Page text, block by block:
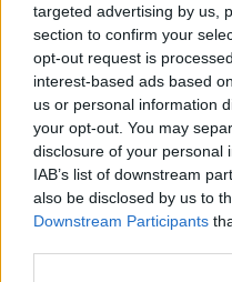
targeted advertising by us,
section to confirm your
opt-out request is
interest-based ads based
us or personal information
your opt-out. You may
disclosure of your personal
IAB’s list of downstream
also be disclosed by us to
Downstream Participants